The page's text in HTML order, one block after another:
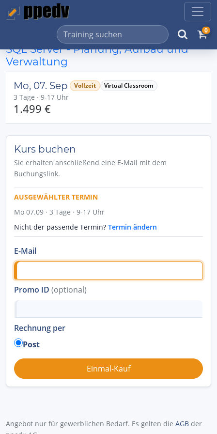
0
SQL Server - Planung, Aufbau und
Verwaltung
Mo, 07. Sep Vollzeit Virtual Classroom
3 Tage · 9-17 Uhr
1.499 €
Kurs buchen
Sie erhalten anschließend eine E-Mail mit dem
Buchungslink.
AUSGEWÄHLTER TERMIN
Mo 07.09 · 3 Tage · 9-17 Uhr
Nicht der passende Termin? Termin ändern
E-Mail
Promo ID (optional)
Rechnung per
Post
Angebot nur für gewerblichen Bedarf. Es gelten die AGB der